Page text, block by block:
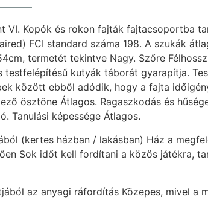
VI. Kopók és rokon fajták fajtacsoportba
FCI standard száma 198. A szukák
termetét tekintve Nagy. Szőre
testfelépítésű kutyák táborát gyarapítja.
között ebből adódik, hogy a fajta
ösztöne Átlagos. Ragaszkodás és
Tanulási képessége Átlagos.
(kertes házban / lakásban) Ház a
Sok időt kell fordítani a közös játékra,
az anyagi ráfordítás Közepes, mivel a